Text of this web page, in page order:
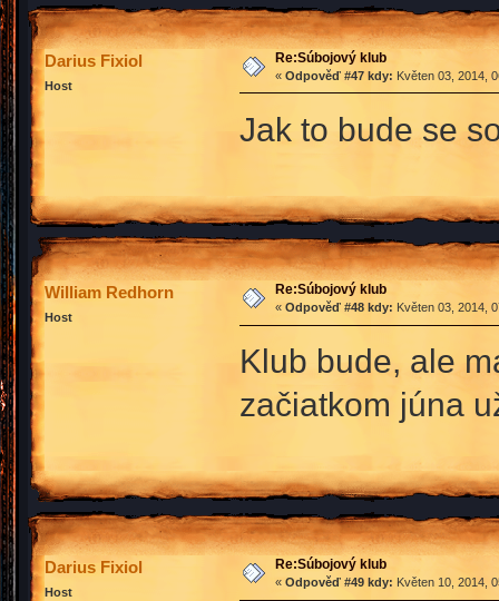
Darius Fixiol
Host
Re:Súbojový klub
« Odpověď #47 kdy: Květen 03, 2014,
Jak to bude se
William Redhorn
Host
Re:Súbojový klub
« Odpověď #48 kdy: Květen 03, 2014,
Klub bude, ale
začiatkom júna
Darius Fixiol
Host
Re:Súbojový klub
« Odpověď #49 kdy: Květen 10, 2014,